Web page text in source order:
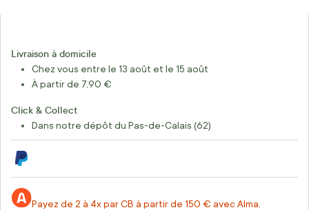
Livraison à domicile
Chez vous entre le 13 août et le 15 août
À partir de 7,90 €
Click & Collect
Dans notre dépôt du Pas-de-Calais (62)
Payez de 2 à 4x par CB à partir de 150 € avec Alma.